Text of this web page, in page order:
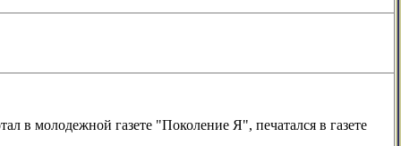
в молодежной газете "Поколение Я", печатался в газете